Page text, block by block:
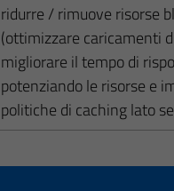
ridurre / rimuove risorse
(ottimizzare caricamenti
migliorare il tempo di
potenziando le risorse e
politiche di caching lato